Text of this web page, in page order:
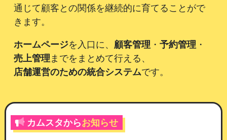
通じて顧客との関係を継続的に育てることがで
きます。
ホームページを入口に、 顧客管理 ・ 予約管理 ・
売上管理 までをまとめて行える、
店舗運営のための統合システムです。
カムスタからお知らせ